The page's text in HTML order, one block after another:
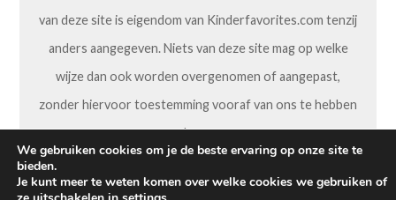
van deze site is eigendom van Kinderfavorites.com tenzij
anders aangegeven. Niets van deze site mag op welke
wijze dan ook worden overgenomen of aangepast,
zonder hiervoor toestemming vooraf van ons te hebben
gekregen.
We gebruiken cookies om je de beste ervaring op onze site te
bieden.
Je kunt meer te weten komen over welke cookies we gebruiken of